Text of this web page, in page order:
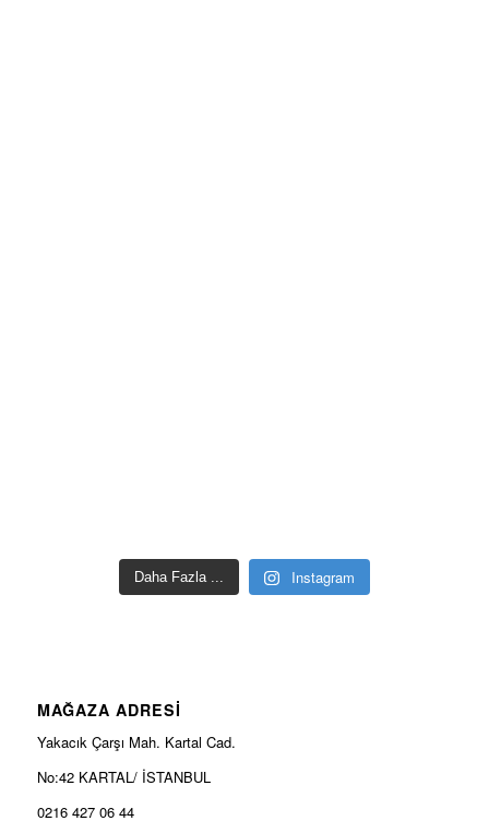
Daha Fazla ... Instagram
MAĞAZA ADRESİ
Yakacık Çarşı Mah. Kartal Cad.
No:42 KARTAL/ İSTANBUL
0216 427 06 44